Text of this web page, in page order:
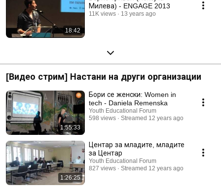
18:42
Милева) - ENGAGE 2013
11K views 13 years ago
[Видео стрим] Настани на други организации
1:55:33
Бори се женски: Women in
tech - Daniela Remenska
Youth Educational Forum
598 views
Streamed 12 years ago
1:26:25
Центар за младите, младите
за Центар
Youth Educational Forum
827 views
Streamed 12 years ago